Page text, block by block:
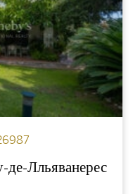
Лльяванерес